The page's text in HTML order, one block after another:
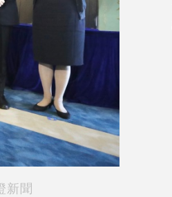
新聞